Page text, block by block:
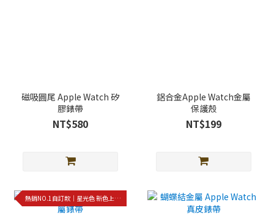
磁吸圓尾 Apple Watch 矽
膠錶帶
NT$580
鋁合金Apple Watch金屬
保護殼
NT$199
熱銷NO.1自訂款｜星光色 新色上架!!